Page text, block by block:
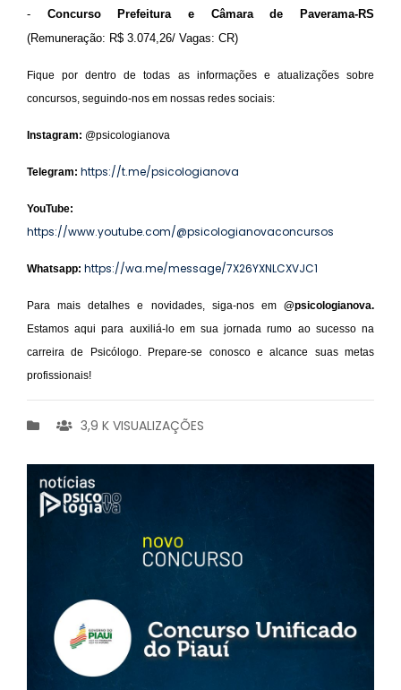
-
Concurso Prefeitura e Câmara de Paverama-RS
(Remuneração: R$ 3.074,26/ Vagas: CR)
Fique por dentro de todas as informações e atualizações sobre
concursos, seguindo-nos em nossas redes sociais:
Instagram: @psicologianova
Telegram: https://t.me/psicologianova
YouTube:
https://www.youtube.com/@psicologianovaconcursos
Whatsapp: https://wa.me/message/7X26YXNLCXVJC1
Para mais detalhes e novidades, siga-nos em@psicologianova.
Estamos aqui para auxiliá-lo em sua jornada rumo ao sucesso na
carreira de Psicólogo. Prepare-se conosco e alcance suas metas
profissionais!
3,9 K VISUALIZAÇÕES